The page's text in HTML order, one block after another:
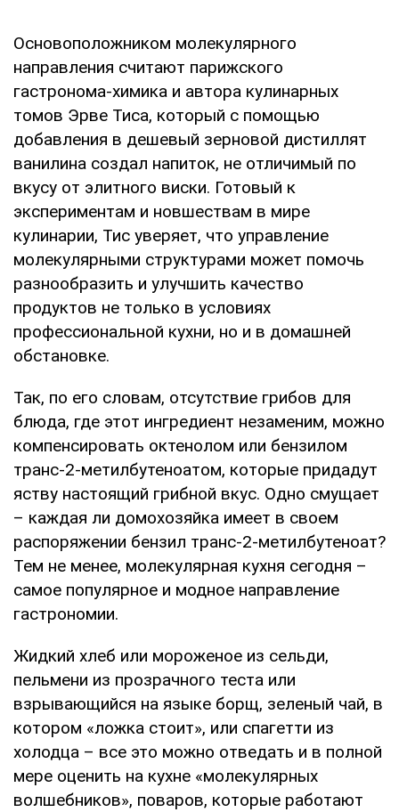
Основоположником молекулярного
направления считают парижского
гастронома-химика и автора кулинарных
томов Эрве Тиса, который с помощью
добавления в дешевый зерновой дистиллят
ванилина создал напиток, не отличимый по
вкусу от элитного виски. Готовый к
экспериментам и новшествам в мире
кулинарии, Тис уверяет, что управление
молекулярными структурами может помочь
разнообразить и улучшить качество
продуктов не только в условиях
профессиональной кухни, но и в домашней
обстановке.
Так, по его словам, отсутствие грибов для
блюда, где этот ингредиент незаменим, можно
компенсировать октенолом или бензилом
транс-2-метилбутеноатом, которые придадут
яству настоящий грибной вкус. Одно смущает
– каждая ли домохозяйка имеет в своем
распоряжении бензил транс-2-метилбутеноат?
Тем не менее, молекулярная кухня сегодня –
самое популярное и модное направление
гастрономии.
Жидкий хлеб или мороженое из сельди,
пельмени из прозрачного теста или
взрывающийся на языке борщ, зеленый чай, в
котором «ложка стоит», или спагетти из
холодца – все это можно отведать и в полной
мере оценить на кухне «молекулярных
волшебников», поваров, которые работают